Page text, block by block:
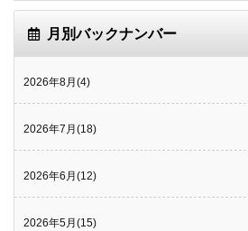
月別バックナンバー
2026年8月(4)
2026年7月(18)
2026年6月(12)
2026年5月(15)